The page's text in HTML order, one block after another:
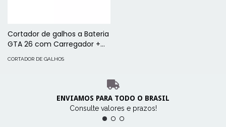
Cortador de galhos a Bateria
GTA 26 com Carregador +
CORTADOR DE GALHOS
ENVIAMOS PARA TODO O BRASIL
Consulte valores e prazos!